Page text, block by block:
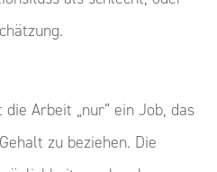
Arbeit „nur“ ein Job, das
zu beziehen. Die